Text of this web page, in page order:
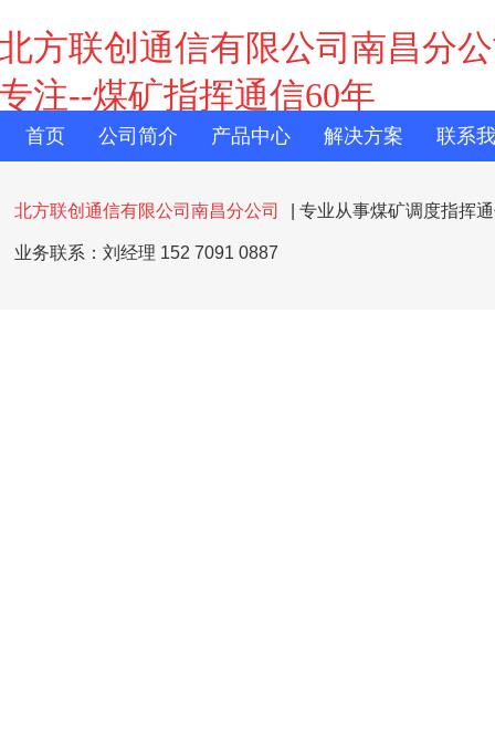
方联创通信有限公司南昌分
注--煤矿指挥通信60年
首页 公司简介 产品中心 解决方案 联系
北方联创通信有限公司南昌分公司 | 专业从事煤矿调度指挥
业务联系：刘经理 152 7091 0887